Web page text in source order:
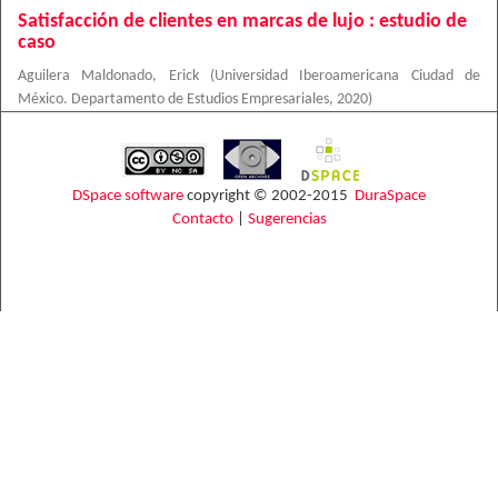
Satisfacción de clientes en marcas de lujo : estudio de
caso
Aguilera Maldonado, Erick (Universidad Iberoamericana Ciudad de
México. Departamento de Estudios Empresariales, 2020)
DSpace software copyright © 2002-2015 DuraSpace
Contacto| Sugerencias